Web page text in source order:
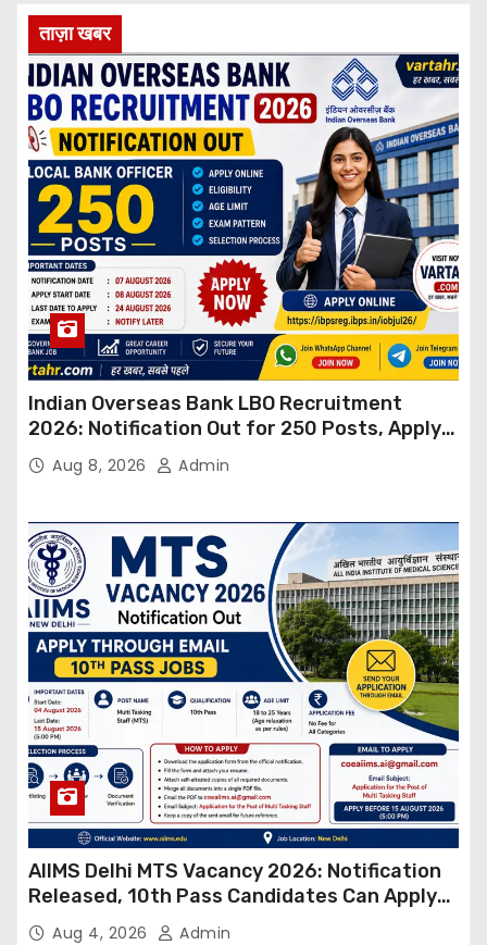
ताज़ा खबर
Indian Overseas Bank LBO Recruitment
2026: Notification Out for 250 Posts, Apply
OnlineAug 8, 2026 Admin
AIIMS Delhi MTS Vacancy 2026: Notification
Released, 10th Pass Candidates Can Apply
Through Email
Aug 4, 2026 Admin